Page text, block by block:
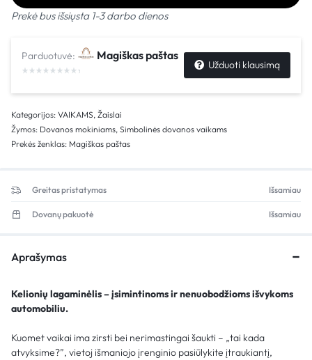
Prekė bus išsiųsta 1-3 darbo dienos
Parduotuvė: Magiškas paštas
Užduoti klausimą
Kategorijos: VAIKAMS, Žaislai
Žymos: Dovanos mokiniams, Simbolinės dovanos vaikams
Prekės ženklas: Magiškas paštas
Greitas pristatymas Išsamiau
Dovanų pakuotė Išsamiau
Aprašymas
Kelionių lagaminėlis – įsimintinoms ir nenuobodžioms išvykoms
automobiliu.
Kuomet vaikai ima zirsti bei nerimastingai šaukti – „tai kada
atvyksime?”, vietoj išmaniojo įrenginio pasiūlykite įtraukiantį,